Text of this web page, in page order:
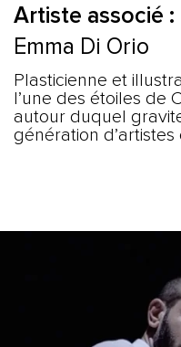
Artiste associé :
Emma Di Orio
Plasticienne et
l’une des étoiles de
autour duquel
génération